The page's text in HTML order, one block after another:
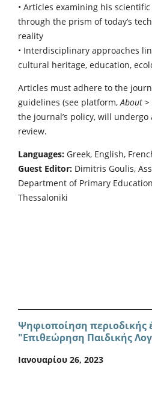
• Articles examining his
through the prism of today’s
reality
• Interdisciplinary approaches
cultural heritage, education,
Articles must adhere to the
guidelines (see platform,About >
the journal’s policy, will
review.
Languages: Greek, English,
Guest Editor: Dimitris Goulis,
Department of Primary
Thessaloniki
Ψηφιοποίηση περιοδικής
"Επιθεώρηση Παιδικής
Ιανουαρίου 26, 2023